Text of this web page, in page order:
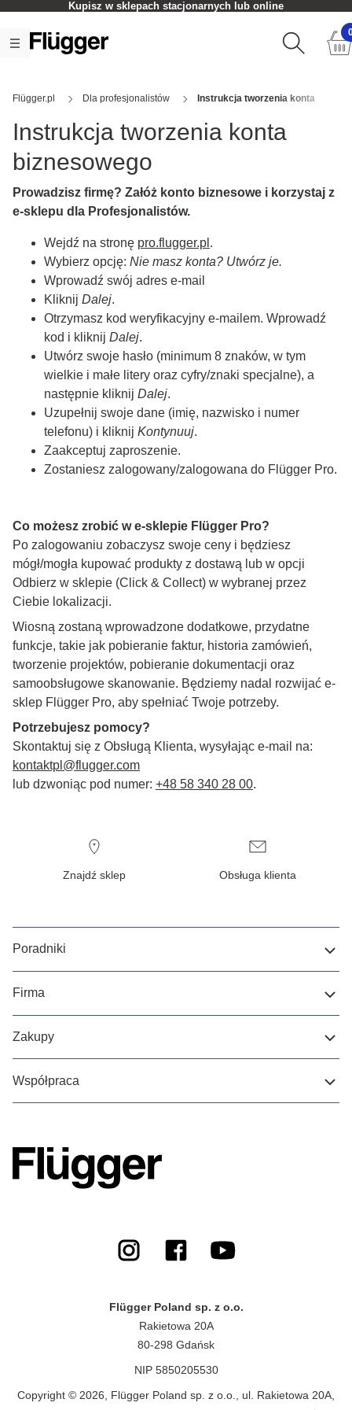
Kupisz w sklepach stacjonarnych lub online
Flügger.pl Dla profesjonalistów Instrukcja tworzenia konta
Instrukcja tworzenia konta
biznesowego
Prowadzisz firmę? Załóż konto biznesowe i korzystaj z
e-sklepu dla Profesjonalistów.
Wejdź na stronę pro.flugger.pl .
Wybierz opcję: Nie masz konta? Utwórz je.
Wprowadź swój adres e-mail
Kliknij Dalej.
Otrzymasz kod weryfikacyjny e-mailem. Wprowadź
kod i kliknij Dalej.
Utwórz swoje hasło (minimum 8 znaków, w tym
wielkie i małe litery oraz cyfry/znaki specjalne), a
następnie kliknij Dalej.
Uzupełnij swoje dane (imię, nazwisko i numer
telefonu) i kliknij Kontynuuj.
Zaakceptuj zaproszenie.
Zostaniesz zalogowany/zalogowana do Flügger Pro.
Co możesz zrobić w e-sklepie Flügger Pro?
Po zalogowaniu zobaczysz swoje ceny i będziesz
mógł/mogła kupować produkty z dostawą lub w opcji
Odbierz w sklepie (Click & Collect) w wybranej przez
Ciebie lokalizacji.
Wiosną zostaną wprowadzone dodatkowe, przydatne
funkcje, takie jak pobieranie faktur, historia zamówień,
tworzenie projektów, pobieranie dokumentacji oraz
samoobsługowe skanowanie. Będziemy nadal rozwijać e-
sklep Flügger Pro, aby spełniać Twoje potrzeby.
Potrzebujesz pomocy?
Skontaktuj się z Obsługą Klienta, wysyłając e-mail na:
kontaktpl@flugger.com
lub dzwoniąc pod numer: +48 58 340 28 00.
Znajdź sklep Obsługa klienta
Poradniki
Firma
Zakupy
Współpraca
Flügger Poland sp. z o.o.
Rakietowa 20A
80-298 Gdańsk
NIP 5850205530
Copyright © 2026, Flügger Poland sp. z o.o., ul. Rakietowa 20A,